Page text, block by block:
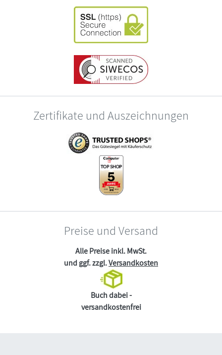
Zertifikate und Auszeichnungen
Preise und Versand
Alle Preise inkl. MwSt.
und ggf. zzgl.Versandkosten
Buch dabei -
versandkostenfrei